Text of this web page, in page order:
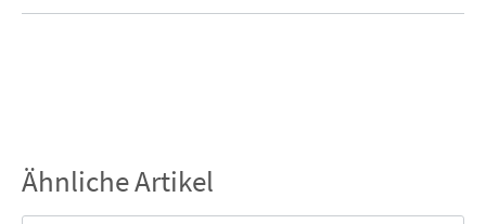
Produktgalerie überspringen
Ähnliche Artikel